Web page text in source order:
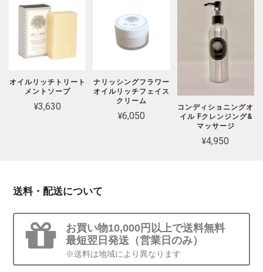
オイルリッチトリート
メントソープ
¥3,630
ナリッシングフラワー
オイルリッチフェイス
クリーム
¥6,050
コンディショニングオ
イル Fクレンジング&
マッサージ
¥4,950
送料・配送について
お買い物10,000円以上で送料無料
最短翌日発送（営業日のみ）
※送料は地域により異なります